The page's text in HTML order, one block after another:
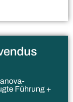
Führung +